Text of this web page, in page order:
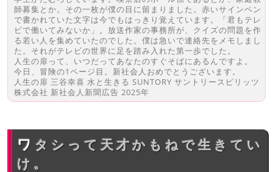
師募集とか。その一枚が僕の目に留まりました。赤いサインペン
で書かれていた文字は今でもはっきり覚えています。「君もテレ
ビで働いてみないか」。放送作家の事務所が、クイズの問題を作
る若い人を集めていたのでした。僕は急いで連絡先をメモしまし
た。それがテレビの世界に足を踏み入れた第一歩でした。
人生の扉って、いつだってあなたのすぐそばにあるんですよ。
今日、冒険の1ページ目。新社会人おめでとうございます。
人生の扉 三谷幸喜 水と生きる SUNTORY サントリースピリッツ
株式会社 新社会人新聞広告 2025年
ワタシって天才かもねで生きてい
け。